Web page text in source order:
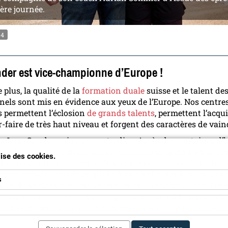
journée.
4
est vice-championne d’Europe !
plus, la qualité de la formation dualesuisse et le talent
sont mis en évidence aux yeux de l’Europe. Nos
l’éclosion de grands talents, permettent
faire de très haut niveau et forgent des caractères de
Jana Gander qui nous contredira. Après des centaines
intensive, elle a brillamment remporté la médaille
et compte tenu de ce qui se disait d’elle, nous estimions
de se classer parmi les meilleurs. C’est chose faite.
nos félicitations ainsi qu’à son coach Adrian
EIT.swiss qui l’a entourée. Son employeur Frey + Cie
des cookies.